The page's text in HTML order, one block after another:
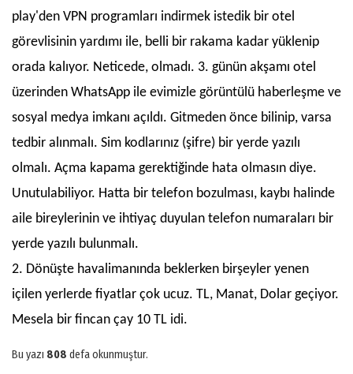
play'den VPN programları indirmek istedik bir otel
görevlisinin yardımı ile, belli bir rakama kadar yüklenip
orada kalıyor. Neticede, olmadı. 3. günün akşamı otel
üzerinden WhatsApp ile evimizle görüntülü haberleşme ve
sosyal medya imkanı açıldı. Gitmeden önce bilinip, varsa
tedbir alınmalı. Sim kodlarınız (şifre) bir yerde yazılı
olmalı. Açma kapama gerektiğinde hata olmasın diye.
Unutulabiliyor. Hatta bir telefon bozulması, kaybı halinde
aile bireylerinin ve ihtiyaç duyulan telefon numaraları bir
yerde yazılı bulunmalı.
2. Dönüşte havalimanında beklerken birşeyler yenen
içilen yerlerde fiyatlar çok ucuz. TL, Manat, Dolar geçiyor.
Mesela bir fincan çay 10 TL idi.
Bu yazı 808 defa okunmuştur.